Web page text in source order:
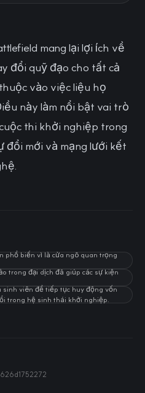
mang lại lợi ích về
đổi quỹ đạo cho tất cả
vào việc liệu họ
này làm nổi bật vai trò
thi khởi nghiệp trong
đổi mới và mạng lưới kết
phổ biến vì là cửa ngõ quan trọng
trong đại dịch đã giúp các sự kiện
sinh viên để tiếp tục huy động vốn
trong hệ sinh thái khởi nghiệp.